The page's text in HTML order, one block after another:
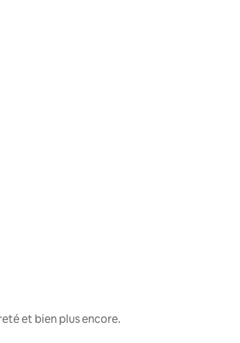
et bien plus encore.